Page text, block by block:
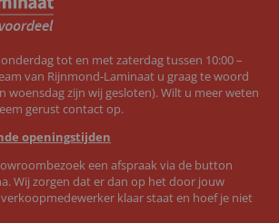
tot en met zaterdag tussen 10:00 –
van Rijnmond-Laminaat u graag te woord
woensdag zijn wij gesloten). Wilt u meer weten
gerust contact op.
openingstijden
een afspraak via de button
Wij zorgen dat er dan op het door jouw
klaar staat en hoef je niet